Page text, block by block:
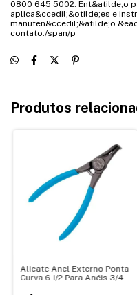
0800 645 5002. Ent&atilde;o
aplica&ccedil;&otilde;es e
manuten&ccedil;&atilde;o
contato./span/p
Produtos
Alicate Anel Externo Ponta
Curva 6.1/2 Para Anéis 3/4-